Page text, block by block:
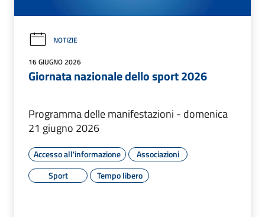
NOTIZIE
16 GIUGNO 2026
Giornata nazionale dello sport 2026
Programma delle manifestazioni - domenica
21 giugno 2026
Accesso all'informazione
Associazioni
Sport
Tempo libero